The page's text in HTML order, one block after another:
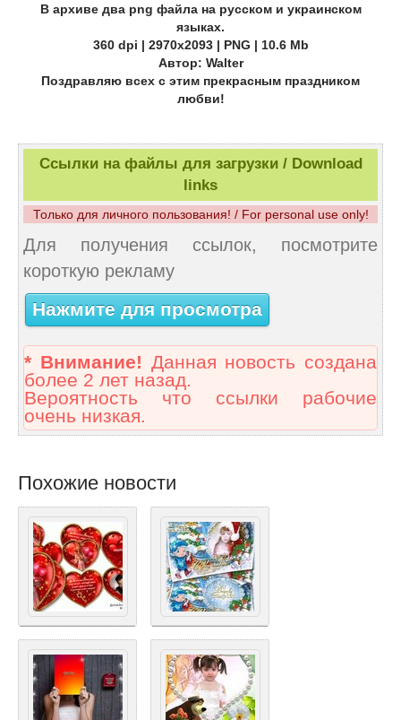
В архиве два png файла на русском и украинском
языках.
360 dpi | 2970х2093 | PNG | 10.6 Mb
Автор: Walter
Поздравляю всех с этим прекрасным праздником
любви!
Ссылки на файлы для загрузки / Download
links
Только для личного пользования! / For personal use only!
Для получения ссылок, посмотрите
короткую рекламу
Нажмите для просмотра
* Внимание! Данная новость создана
более 2 лет назад.
Вероятность что ссылки рабочие
очень низкая.
Похожие новости